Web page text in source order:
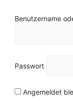
Benutzername
Passwort
Angemeldet